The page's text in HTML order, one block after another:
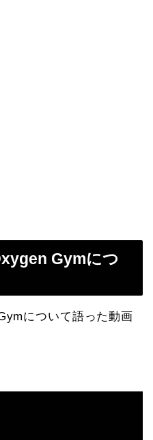
Gymにつ
について語った動画